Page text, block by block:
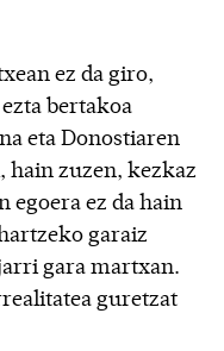
ez da giro,
bertakoa
eta Donostiaren
hain zuzen, kezkaz
egoera ez da hain
garaiz
gara martxan.
guretzat